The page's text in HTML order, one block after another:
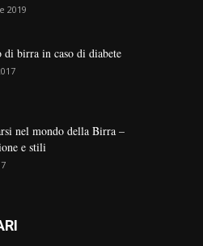
2019
di birra in caso di diabete
nel mondo della Birra –
e stili